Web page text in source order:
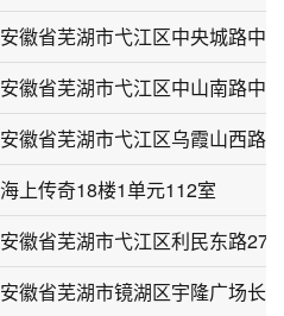
安徽省芜湖市弋江区乌霞山西路
海上传奇18楼1单元112室
安徽省芜湖市弋江区利民东路
安徽省芜湖市镜湖区宇隆广场长